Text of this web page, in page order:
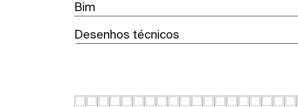
Bim
Desenhos técnicos